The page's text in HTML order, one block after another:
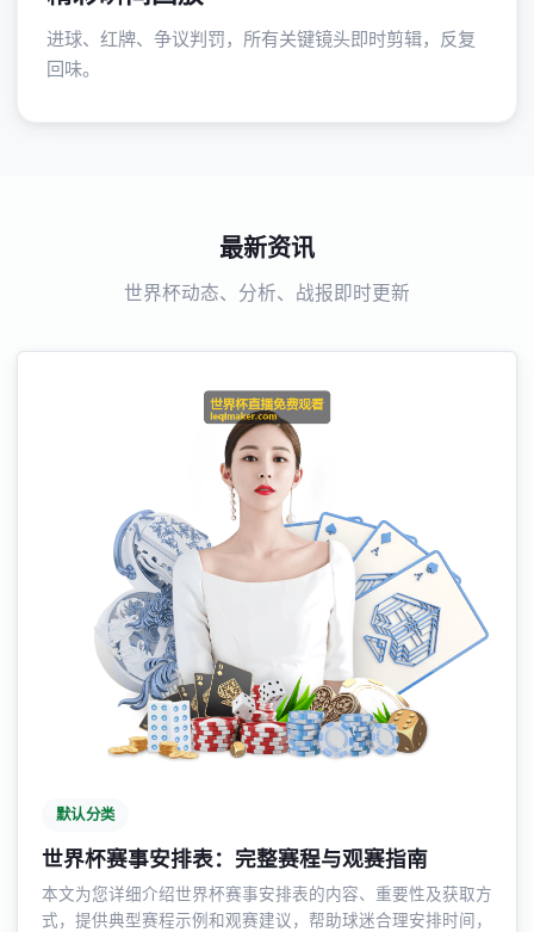
进球、红牌、争议判罚，所有关键镜头即时剪辑，反复
回味。
最新资讯
世界杯动态、分析、战报即时更新
默认分类
世界杯赛事安排表：完整赛程与观赛指南
本文为您详细介绍世界杯赛事安排表的内容、重要性及获取方
式，提供典型赛程示例和观赛建议，帮助球迷合理安排时间，